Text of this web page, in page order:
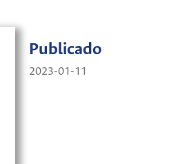
Publicado
2023-01-11